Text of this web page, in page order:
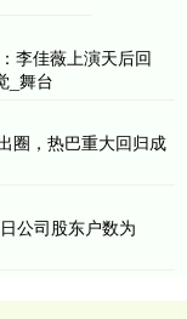
李佳薇上演天后回
_舞台
圈，热巴重大回归成
公司股东户数为